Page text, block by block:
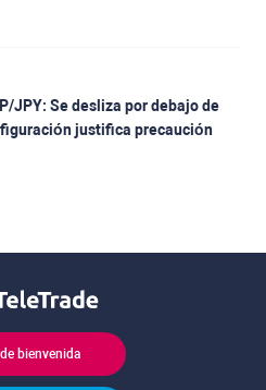
JPY: Se desliza por debajo de
justifica precaución
bienvenida